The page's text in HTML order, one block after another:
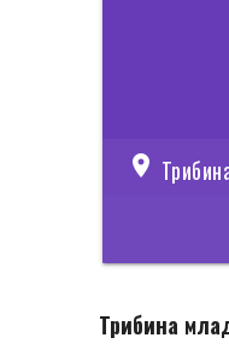
location_on
Трибина